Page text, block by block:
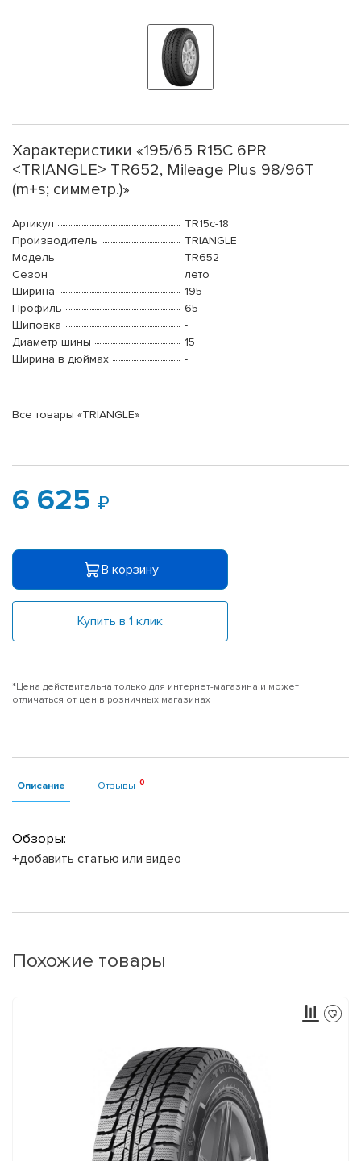
Характеристики «195/65 R15C 6PR
<TRIANGLE> TR652, Mileage Plus 98/96T
(m+s; симметр.)»
Артикул
TR15c-18
Производитель
TRIANGLE
Модель
TR652
Сезон
лето
Ширина
195
Профиль
65
Шиповка
-
Диаметр шины
15
Ширина в дюймах
-
Все товары «TRIANGLE»
6 625
В корзину
Купить в 1 клик
*Цена действительна только для интернет-магазина и может
отличаться от цен в розничных магазинах
Описание Отзывы
Обзоры:
+добавить статью или видео
Похожие товары